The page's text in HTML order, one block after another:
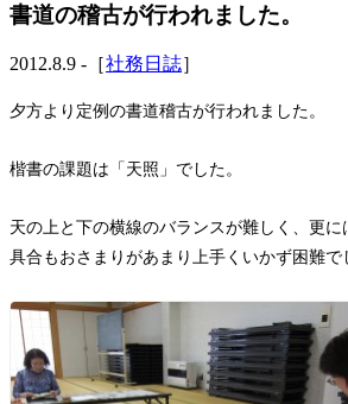
書道の稽古が行われました。
2012.8.9 -［社務日誌］
夕方より定例の書道稽古が行われました。
楷書の課題は「天照」でした。
天の上と下の横線のバランスが難しく、更
具合もおさまりがあまり上手くいかず困難で